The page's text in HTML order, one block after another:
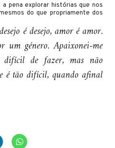
pena explorar histórias que nos
do que propriamente dos
é desejo, amor é amor.
um género. Apaixonei-me
difícil de fazer, mas não
é tão difícil, quando afinal